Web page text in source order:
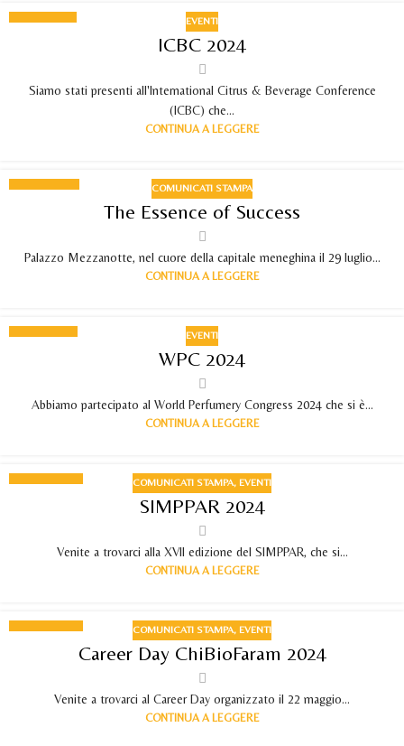
EVENTI
ICBC 2024
Siamo stati presenti all'International Citrus & Beverage Conference
(ICBC) che...
CONTINUA A LEGGERE
COMUNICATI STAMPA
The Essence of Success
Palazzo Mezzanotte, nel cuore della capitale meneghina il 29 luglio...
CONTINUA A LEGGERE
EVENTI
WPC 2024
Abbiamo partecipato al World Perfumery Congress 2024 che si è...
CONTINUA A LEGGERE
COMUNICATI STAMPA, EVENTI
SIMPPAR 2024
Venite a trovarci alla XVII edizione del SIMPPAR, che si...
CONTINUA A LEGGERE
COMUNICATI STAMPA, EVENTI
Career Day ChiBioFaram 2024
Venite a trovarci al Career Day organizzato il 22 maggio...
CONTINUA A LEGGERE